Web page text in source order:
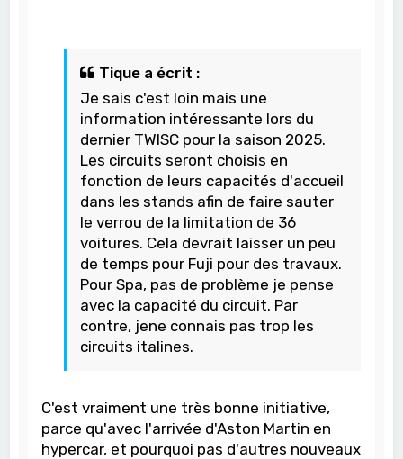
Tique a écrit :
Je sais c'est loin mais une
information intéressante lors du
dernier TWISC pour la saison 2025.
Les circuits seront choisis en
fonction de leurs capacités d'accueil
dans les stands afin de faire sauter
le verrou de la limitation de 36
voitures. Cela devrait laisser un peu
de temps pour Fuji pour des travaux.
Pour Spa, pas de problème je pense
avec la capacité du circuit. Par
contre, jene connais pas trop les
circuits italines.
C'est vraiment une très bonne initiative,
parce qu'avec l'arrivée d'Aston Martin en
hypercar, et pourquoi pas d'autres nouveaux